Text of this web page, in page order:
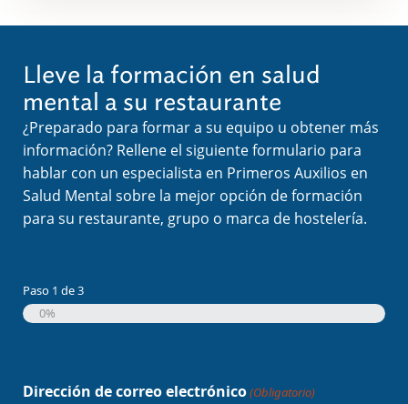
Lleve la formación en salud
mental a su restaurante
¿Preparado para formar a su equipo u obtener más
información? Rellene el siguiente formulario para
hablar con un especialista en Primeros Auxilios en
Salud Mental sobre la mejor opción de formación
para su restaurante, grupo o marca de hostelería.
Paso 1 de3
0%
Dirección de correo electrónico(Obligatorio)